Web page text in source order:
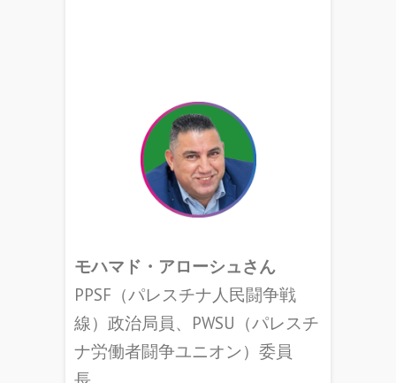
モハマド・アローシュさん
PPSF（パレスチナ人民闘争戦
線）政治局員、PWSU（パレスチ
ナ労働者闘争ユニオン）委員